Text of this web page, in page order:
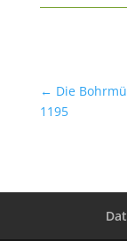
← Die
1195